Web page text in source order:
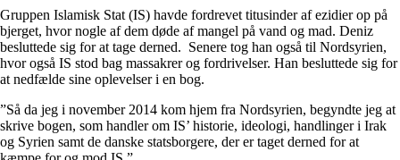
Gruppen Islamisk Stat (IS) havde fordrevet titusinder af ezidier op på
bjerget, hvor nogle af dem døde af mangel på vand og mad. Deniz
besluttede sig for at tage derned. Senere tog han også til Nordsyrien,
hvor også IS stod bag massakrer og fordrivelser. Han besluttede sig for
at nedfælde sine oplevelser i en bog.
”Så da jeg i november 2014 kom hjem fra Nordsyrien, begyndte jeg at
skrive bogen, som handler om IS’ historie, ideologi, handlinger i Irak
og Syrien samt de danske statsborgere, der er taget derned for at